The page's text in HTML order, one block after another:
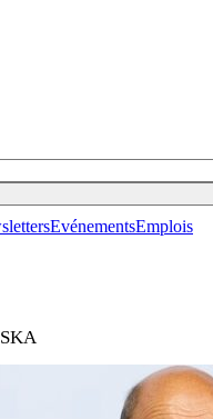
EvénementsEmplois